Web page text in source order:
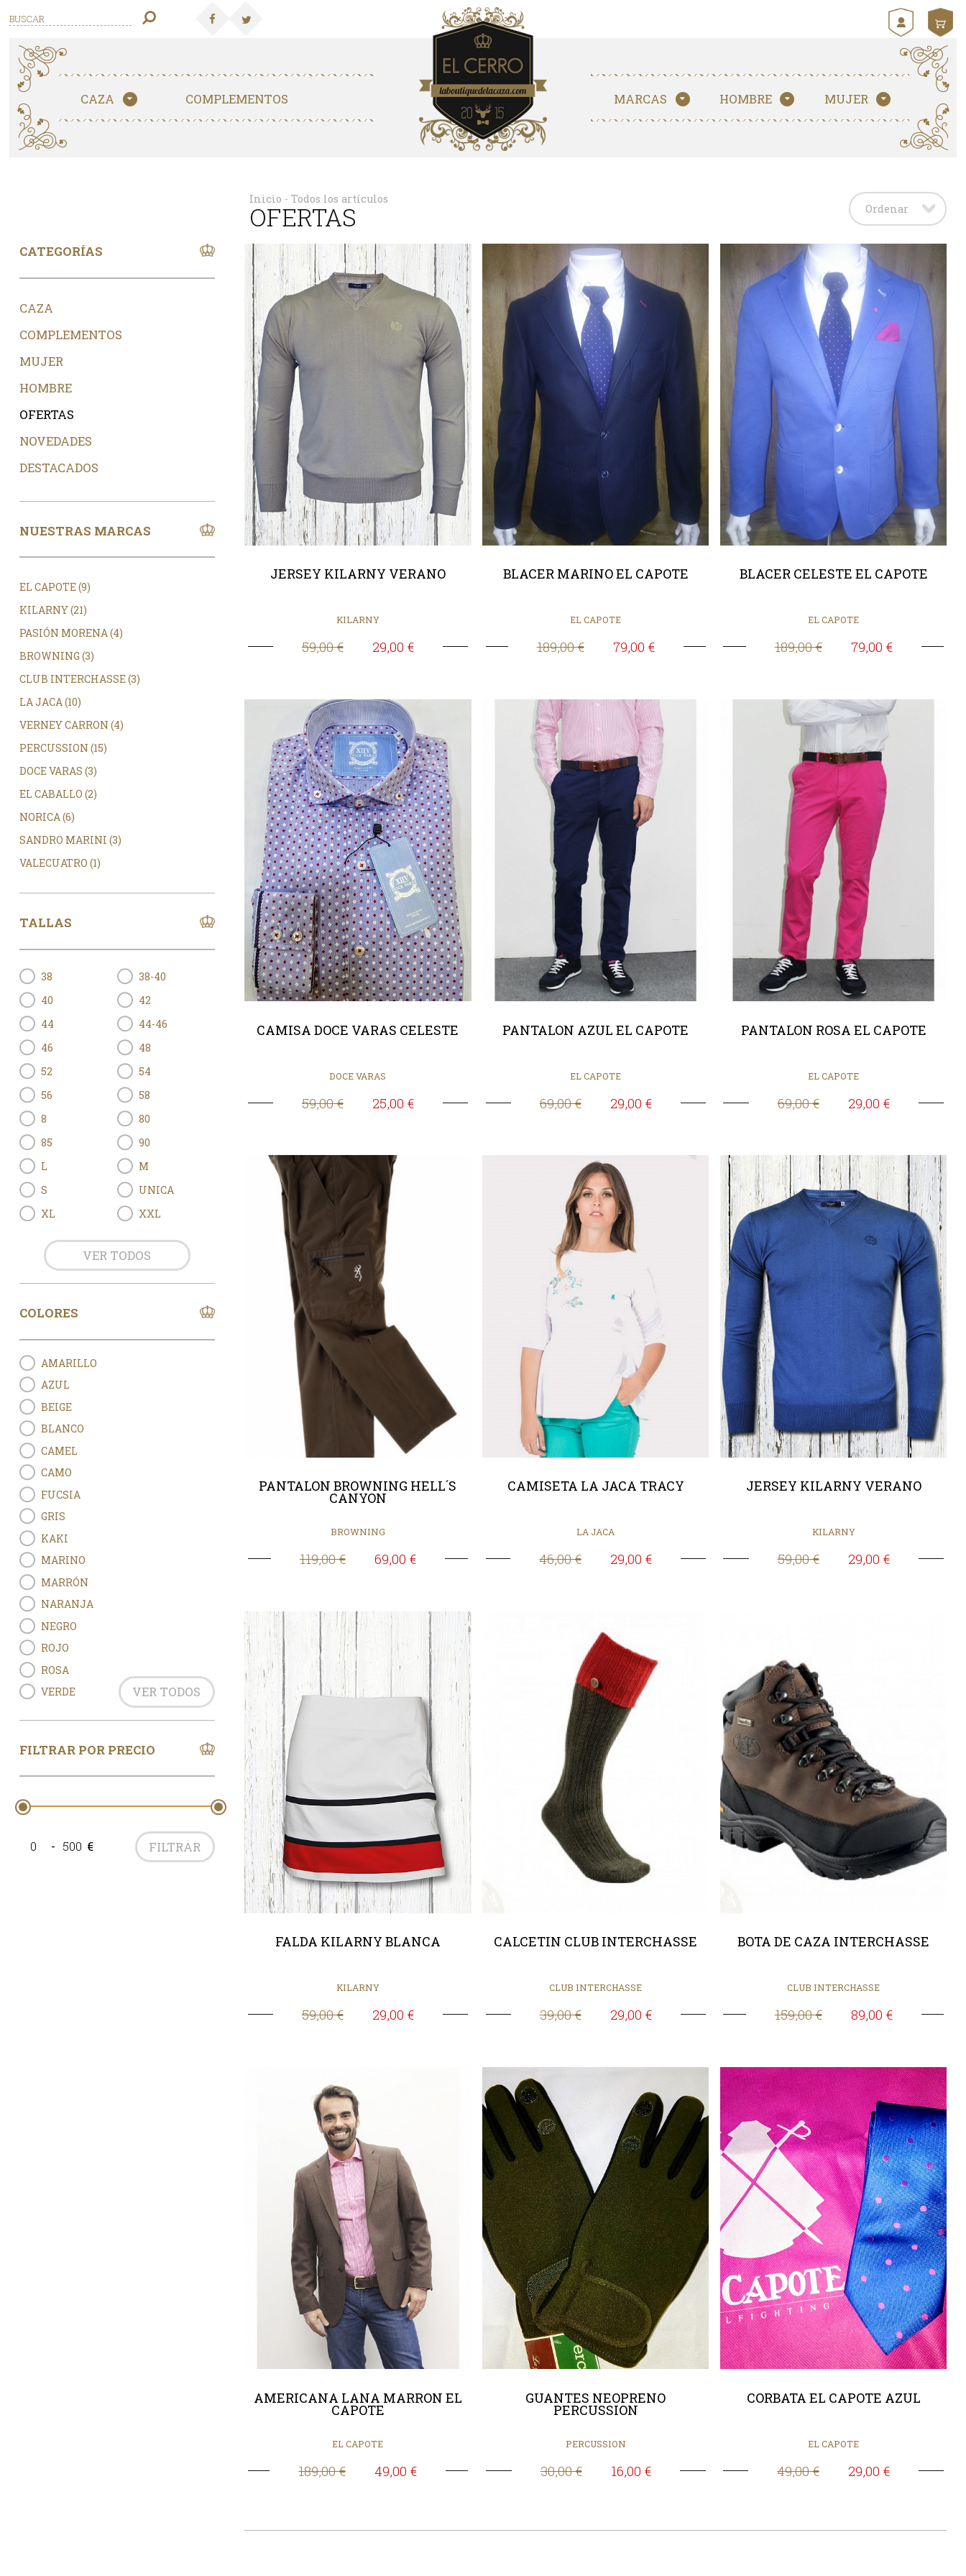
CAZA COMPLEMENTOS MUJER
HOMBRE
MARCAS
CATEGORÍAS
CAZA
COMPLEMENTOS
MUJER
HOMBRE
OFERTAS
NOVEDADES
DESTACADOS
NUESTRAS MARCAS
EL CAPOTE (9)
KILARNY (21)
PASIÓN MORENA (4)
BROWNING (3)
CLUB INTERCHASSE (3)
LA JACA (10)
VERNEY CARRON (4)
PERCUSSION (15)
DOCE VARAS (3)
EL CABALLO (2)
NORICA (6)
SANDRO MARINI (3)
VALECUATRO (1)
TALLAS
38
38-40
40
42
44
44-46
46
48
52
54
56
58
8
80
85
90
L
M
S
UNICA
XL
XXL
VER TODOS
COLORES
AMARILLO
AZUL
BEIGE
BLANCO
CAMEL
CAMO
FUCSIA
GRIS
KAKI
MARINO
MARRÓN
NARANJA
NEGRO
ROJO
ROSA
VERDE
VER TODOS
FILTRAR POR PRECIO
- € FILTRAR
Inicio - Todos los artículos
OFERTAS Ordenar
JERSEY KILARNY VERANO
KILARNY
59,00 € 29,00 €
BLACER MARINO EL CAPOTE
EL CAPOTE
189,00 € 79,00 €
BLACER CELESTE EL CAPOTE
EL CAPOTE
189,00 € 79,00 €
CAMISA DOCE VARAS CELESTE
DOCE VARAS
59,00 € 25,00 €
PANTALON AZUL EL CAPOTE
EL CAPOTE
69,00 € 29,00 €
PANTALON ROSA EL CAPOTE
EL CAPOTE
69,00 € 29,00 €
PANTALON BROWNING HELL´S
CANYON
BROWNING
119,00 € 69,00 €
CAMISETA LA JACA TRACY
LA JACA
46,00 € 29,00 €
JERSEY KILARNY VERANO
KILARNY
59,00 € 29,00 €
FALDA KILARNY BLANCA
KILARNY
59,00 € 29,00 €
CALCETIN CLUB INTERCHASSE
CLUB INTERCHASSE
39,00 € 29,00 €
BOTA DE CAZA INTERCHASSE
CLUB INTERCHASSE
159,00 € 89,00 €
AMERICANA LANA MARRON EL
CAPOTE
EL CAPOTE
189,00 € 49,00 €
GUANTES NEOPRENO
PERCUSSION
PERCUSSION
30,00 € 16,00 €
CORBATA EL CAPOTE AZUL
EL CAPOTE
49,00 € 29,00 €